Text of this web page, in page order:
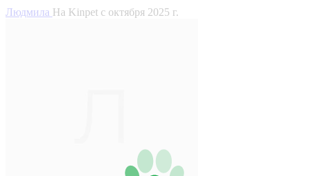
Людмила На Kinpet c октября 2025 г.